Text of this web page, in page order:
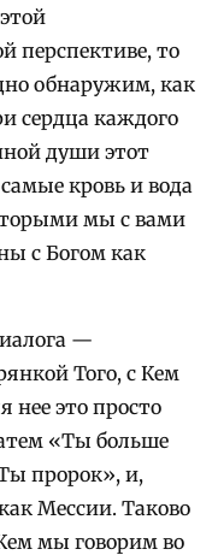
перспективе, то
обнаружим, как
сердца каждого
души этот
кровь и вода
мы с вами
с Богом как
—
Того, с Кем
нее это просто
«Ты больше
пророк», и,
Мессии. Таково
мы говорим во